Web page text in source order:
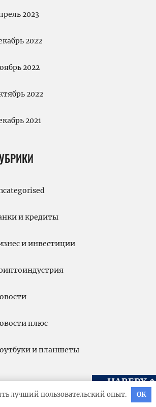
2023
2022
2022
2022
2021
и кредиты
и инвестиции
плюс
и планшеты
НАВЕРХ↑
лучший пользовательский опыт. OK